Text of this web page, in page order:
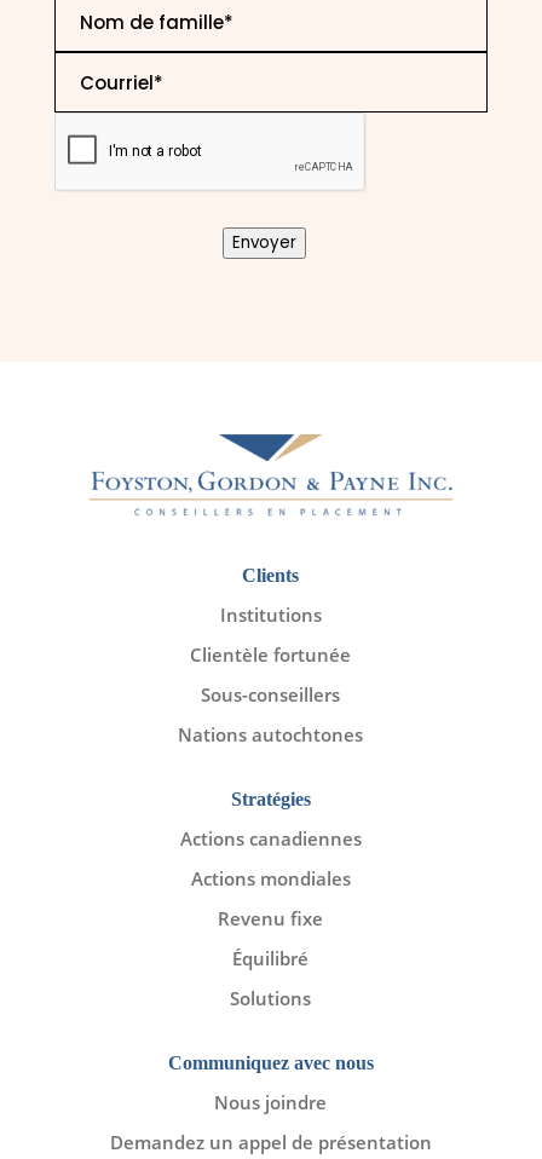
Name *
Envoyer
Clients
Institutions
Clientèle fortunée
Sous-conseillers
Nations autochtones
Stratégies
Actions canadiennes
Actions mondiales
Revenu fixe
Équilibré
Solutions
Communiquez avec nous
Nous joindre
Demandez un appel de présentation